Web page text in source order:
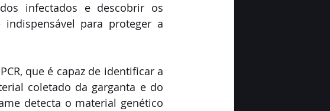
infectados e descobrir os
para proteger a
que é capaz de identificar a
coletado da garganta e do
detecta o material genético